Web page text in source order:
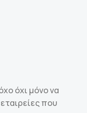
όχι μόνο να
που